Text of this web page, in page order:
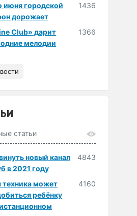
июня городской
дорожает
1436
Club» дарит
мелодии
1366
статьи
новый канал
в 2021 году
4843
техника может
ребёнку
4160